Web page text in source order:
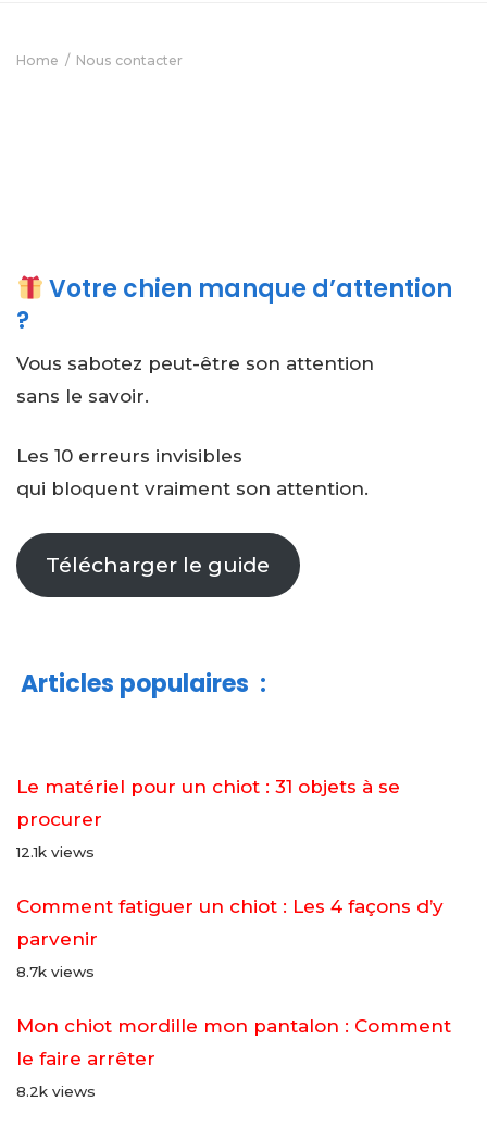
Home Nous contacter
Votre chien manque d’attention
?
Vous sabotez peut-être son attention
sans le savoir.
Les 10 erreurs invisibles
qui bloquent vraiment son attention.
Télécharger le guide
Articles populaires :
Le matériel pour un chiot : 31 objets à se
procurer
12.1k views
Comment fatiguer un chiot : Les 4 façons d’y
parvenir
8.7k views
Mon chiot mordille mon pantalon : Comment
le faire arrêter
8.2k views